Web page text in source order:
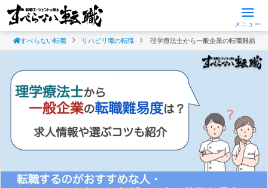
メニュー
すべらない転職 リハビリ職の転職 理学療法士から一般企業の転職難易度